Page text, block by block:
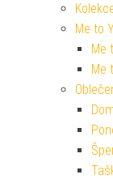
Me to
Me
Me